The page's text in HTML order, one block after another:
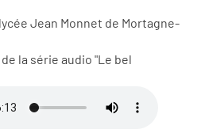
Jean Monnet de Mortagne-
la série audio "Le bel